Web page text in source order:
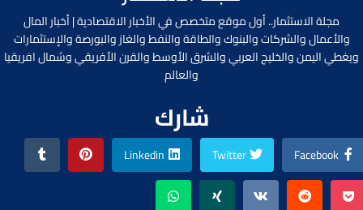
مجلة الاستثمار.. أول موقع متخصص في الأخبار الاقتصادية | أخبار المال
والأعمال والشركات والبنوك والطاقة والنفط والغاز والبورصة والإستثمارات
ويغطي اليمن والخليج العربي والشرق الأوسط والقرن الأفريقي وشمال افريقيا
والعالم
شارك
Facebook
Twitter
Linkedin